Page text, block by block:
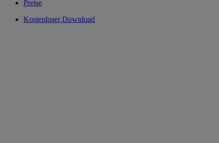
Preise
Kostenloser Download